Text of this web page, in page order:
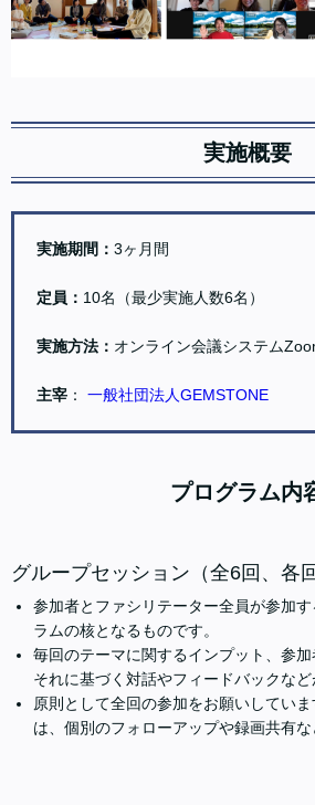
実施概要
実施期間： 3ヶ月間
定員： 10名（最少実施人数6名）
実施方法： オンライン会議システム
主宰 ： 一般社団法人GEMSTONE
プログラム内
グループセッション（全6回、各
参加者とファシリテーター全員が参加
ラムの核となるものです。
毎回のテーマに関するインプット、参加
それに基づく対話やフィードバックなど
原則として全回の参加をお願いしてい
は、個別のフォローアップや録画共有な